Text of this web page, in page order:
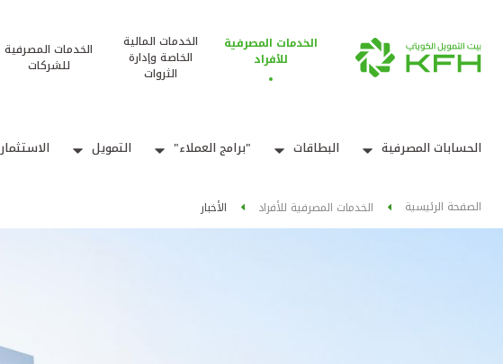
الخدمات المصرفية
للأفراد
الخدمات المالية
الخاصة وإدارة
الثروات
الخدمات المصرفية
للشركات
الحسابات المصرفية البطاقات "برامج العملاء" التمويل الاستثمار
الصفحة الرئيسية الخدمات المصرفية للأفراد الأخبار